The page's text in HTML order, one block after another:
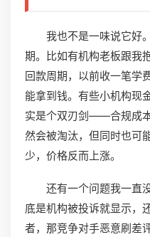
我也不是一味说它好
期。比如有机构老板跟我
回款周期，以前收一笔学
能拿到钱。有些小机构现
实是个双刃剑——合规成
然会被淘汰，但同时也可
少，价格反而上涨。
还有一个问题我一直
底是机构被投诉就显示，
者，那竞争对手恶意刷差